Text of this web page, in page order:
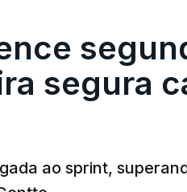
segura
ao sprint,